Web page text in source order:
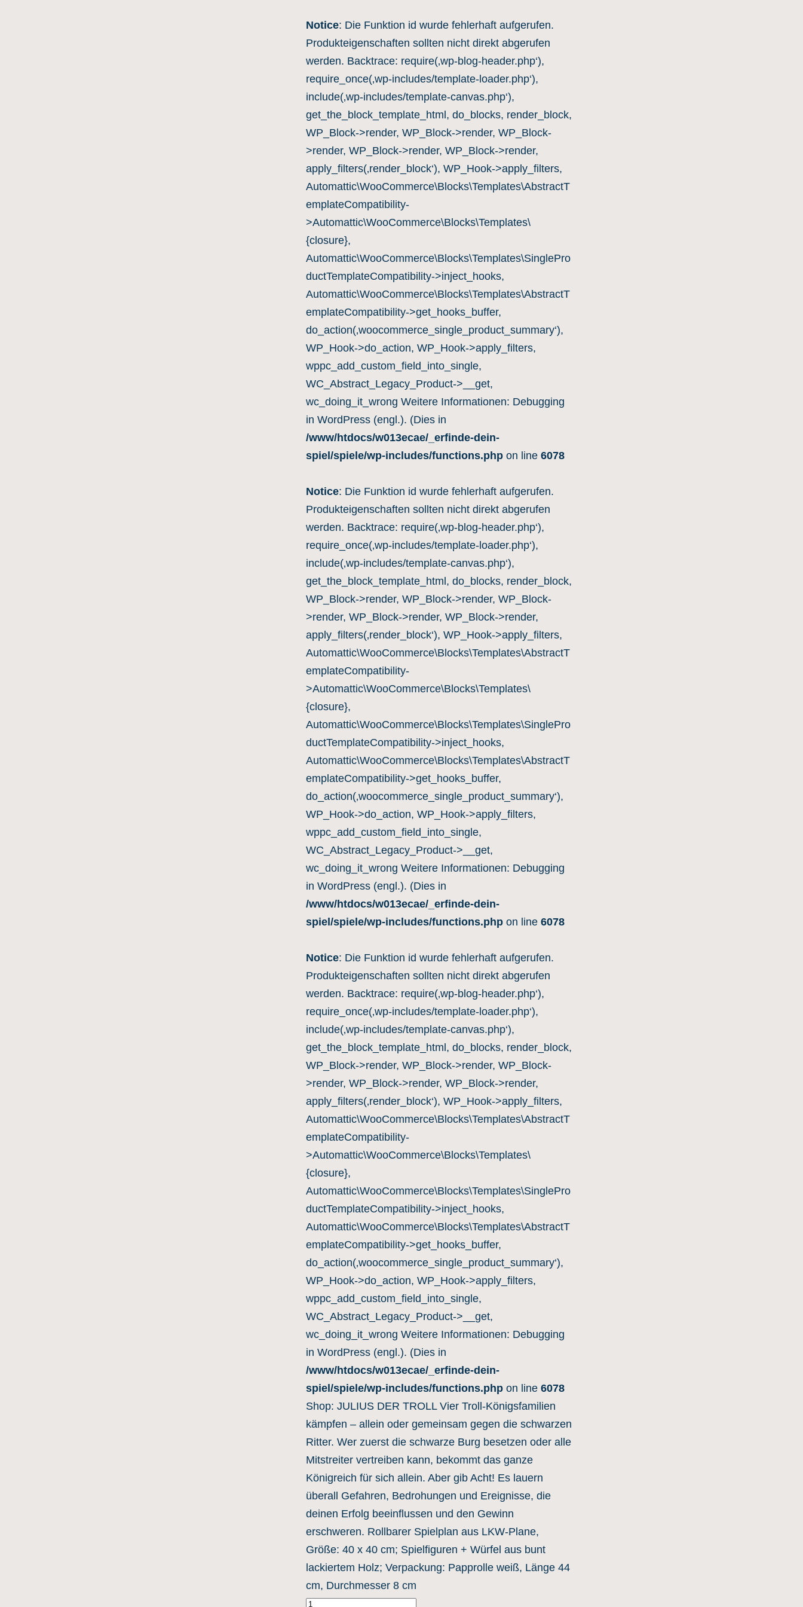
Notice: Die Funktion id wurde fehlerhaft aufgerufen.
Produkteigenschaften sollten nicht direkt abgerufen
werden. Backtrace: require(‚wp-blog-header.php‘),
require_once(‚wp-includes/template-loader.php‘),
include(‚wp-includes/template-canvas.php‘),
get_the_block_template_html, do_blocks, render_block,
WP_Block->render, WP_Block->render, WP_Block-
>render, WP_Block->render, WP_Block->render,
apply_filters(‚render_block‘), WP_Hook->apply_filters,
Automattic\WooCommerce\Blocks\Templates\AbstractT
emplateCompatibility-
>Automattic\WooCommerce\Blocks\Templates\
{closure},
Automattic\WooCommerce\Blocks\Templates\SinglePro
ductTemplateCompatibility->inject_hooks,
Automattic\WooCommerce\Blocks\Templates\AbstractT
emplateCompatibility->get_hooks_buffer,
do_action(‚woocommerce_single_product_summary‘),
WP_Hook->do_action, WP_Hook->apply_filters,
wppc_add_custom_field_into_single,
WC_Abstract_Legacy_Product->__get,
wc_doing_it_wrong Weitere Informationen: Debugging
in WordPress (engl.). (Dies in
/www/htdocs/w013ecae/_erfinde-dein-
spiel/spiele/wp-includes/functions.php on line 6078
Notice: Die Funktion id wurde fehlerhaft aufgerufen.
Produkteigenschaften sollten nicht direkt abgerufen
werden. Backtrace: require(‚wp-blog-header.php‘),
require_once(‚wp-includes/template-loader.php‘),
include(‚wp-includes/template-canvas.php‘),
get_the_block_template_html, do_blocks, render_block,
WP_Block->render, WP_Block->render, WP_Block-
>render, WP_Block->render, WP_Block->render,
apply_filters(‚render_block‘), WP_Hook->apply_filters,
Automattic\WooCommerce\Blocks\Templates\AbstractT
emplateCompatibility-
>Automattic\WooCommerce\Blocks\Templates\
{closure},
Automattic\WooCommerce\Blocks\Templates\SinglePro
ductTemplateCompatibility->inject_hooks,
Automattic\WooCommerce\Blocks\Templates\AbstractT
emplateCompatibility->get_hooks_buffer,
do_action(‚woocommerce_single_product_summary‘),
WP_Hook->do_action, WP_Hook->apply_filters,
wppc_add_custom_field_into_single,
WC_Abstract_Legacy_Product->__get,
wc_doing_it_wrong Weitere Informationen: Debugging
in WordPress (engl.). (Dies in
/www/htdocs/w013ecae/_erfinde-dein-
spiel/spiele/wp-includes/functions.php on line 6078
Notice: Die Funktion id wurde fehlerhaft aufgerufen.
Produkteigenschaften sollten nicht direkt abgerufen
werden. Backtrace: require(‚wp-blog-header.php‘),
require_once(‚wp-includes/template-loader.php‘),
include(‚wp-includes/template-canvas.php‘),
get_the_block_template_html, do_blocks, render_block,
WP_Block->render, WP_Block->render, WP_Block-
>render, WP_Block->render, WP_Block->render,
apply_filters(‚render_block‘), WP_Hook->apply_filters,
Automattic\WooCommerce\Blocks\Templates\AbstractT
emplateCompatibility-
>Automattic\WooCommerce\Blocks\Templates\
{closure},
Automattic\WooCommerce\Blocks\Templates\SinglePro
ductTemplateCompatibility->inject_hooks,
Automattic\WooCommerce\Blocks\Templates\AbstractT
emplateCompatibility->get_hooks_buffer,
do_action(‚woocommerce_single_product_summary‘),
WP_Hook->do_action, WP_Hook->apply_filters,
wppc_add_custom_field_into_single,
WC_Abstract_Legacy_Product->__get,
wc_doing_it_wrong Weitere Informationen: Debugging
in WordPress (engl.). (Dies in
/www/htdocs/w013ecae/_erfinde-dein-
spiel/spiele/wp-includes/functions.php on line 6078
Shop: JULIUS DER TROLL Vier Troll-Königsfamilien
kämpfen – allein oder gemeinsam gegen die schwarzen
Ritter. Wer zuerst die schwarze Burg besetzen oder alle
Mitstreiter vertreiben kann, bekommt das ganze
Königreich für sich allein. Aber gib Acht! Es lauern
überall Gefahren, Bedrohungen und Ereignisse, die
deinen Erfolg beeinflussen und den Gewinn
erschweren. Rollbarer Spielplan aus LKW-Plane,
Größe: 40 x 40 cm; Spielfiguren + Würfel aus bunt
lackiertem Holz; Verpackung: Papprolle weiß, Länge 44
cm, Durchmesser 8 cm
D